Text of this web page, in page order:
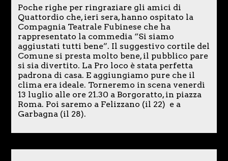
Poche righe per ringraziare gli amici di
Quattordio che, ieri sera, hanno ospitato la
Compagnia Teatrale Fubinese che ha
rappresentato la commedia “Si siamo
aggiustati tutti bene”. Il suggestivo cortile del
Comune si presta molto bene, il pubblico pare
si sia divertito. La Pro loco è stata perfetta
padrona di casa. E aggiungiamo pure che il
clima era ideale. Torneremo in scena venerdì
13 luglio alle ore 21.30 a Borgoratto, in piazza
Roma. Poi saremo a Felizzano (il 22) e a
Garbagna (il 28).